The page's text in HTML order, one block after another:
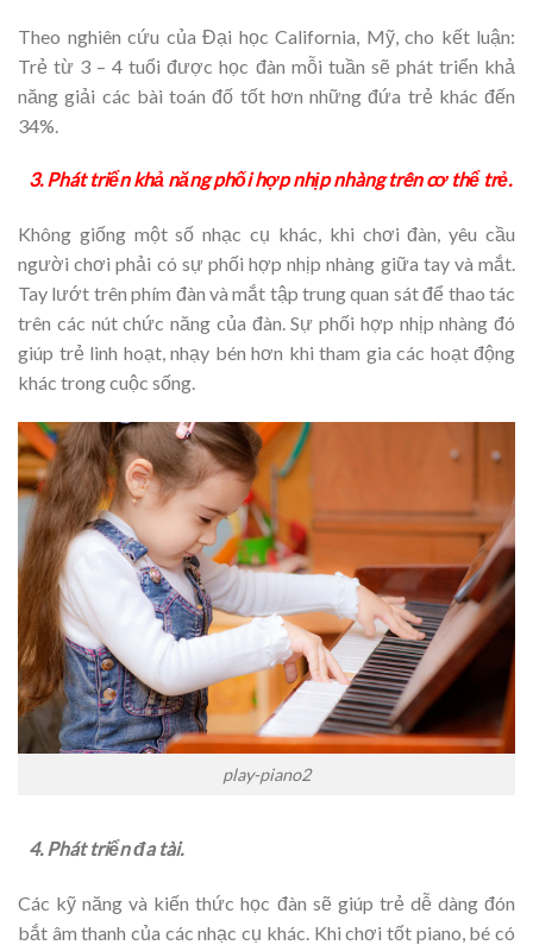
Theo nghiên cứu của Đại học California, Mỹ, cho kết luận:
Trẻ từ 3 – 4 tuổi được học đàn mỗi tuần sẽ phát triển khả
năng giải các bài toán đố tốt hơn những đứa trẻ khác đến
34%.
3. Phát triển khả năng phối hợp nhịp nhàng trên cơ thể trẻ.
Không giống một số nhạc cụ khác, khi chơi đàn, yêu cầu
người chơi phải có sự phối hợp nhịp nhàng giữa tay và mắt.
Tay lướt trên phím đàn và mắt tập trung quan sát để thao tác
trên các nút chức năng của đàn. Sự phối hợp nhịp nhàng đó
giúp trẻ linh hoạt, nhạy bén hơn khi tham gia các hoạt động
khác trong cuộc sống.
play-piano2
4. Phát triển đa tài.
Các kỹ năng và kiến thức học đàn sẽ giúp trẻ dễ dàng đón
bắt âm thanh của các nhạc cụ khác. Khi chơi tốt piano, bé có